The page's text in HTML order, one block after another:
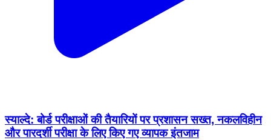
स्याल्दे: बोर्ड परीक्षाओं की तैयारियों पर प्रशासन सख्त, नकलविहीन
और पारदर्शी परीक्षा के लिए किए गए व्यापक इंतजाम